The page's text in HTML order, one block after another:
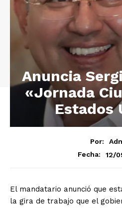
Anuncia
«Jornada
Estados
Por:
Fecha:
12/
El mandatario anunció que
la gira de trabajo que el